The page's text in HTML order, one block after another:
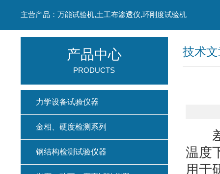
主营产品：万能试验机,土工布渗透仪,环刚度试验机
技术
温度
用于
产品中心
PRODUCTS
力学设备试验仪器
金相、硬度检测系列
钢结构检测试验仪器